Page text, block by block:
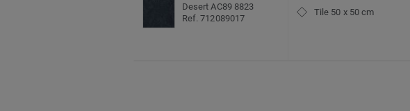
Desert AC89 8823
Ref. 712089017
Tile 50 x 50 cm